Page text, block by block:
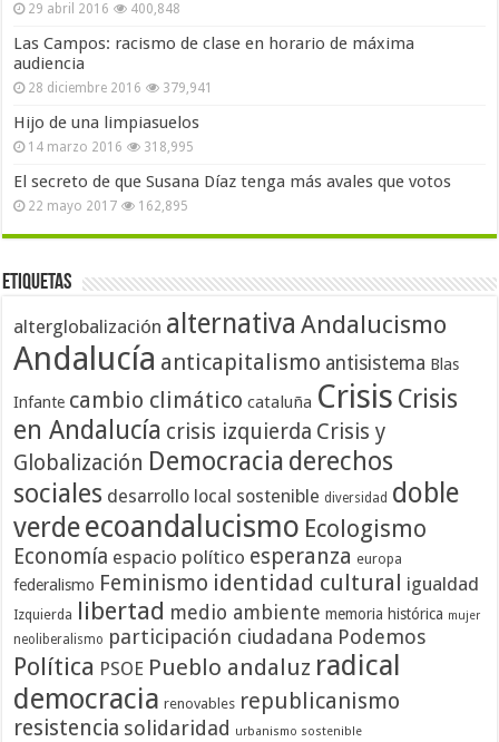
29 abril 2016 400,848
Las Campos: racismo de clase en horario de máxima
audiencia
28 diciembre 2016 379,941
Hijo de una limpiasuelos
14 marzo 2016 318,995
El secreto de que Susana Díaz tenga más avales que votos
22 mayo 2017 162,895
Etiquetas
alterglobalización alternativa Andalucismo
Andalucía anticapitalismo antisistema Blas
Infante cambio climático cataluña Crisis Crisis
en Andalucía crisis izquierda Crisis y
Globalización Democracia derechos
sociales desarrollo local sostenible diversidad doble
verdeecoandalucismo Ecologismo
Economía espacio político esperanza europa
federalismo Feminismo identidad cultural igualdad
Izquierda libertad medio ambiente memoria histórica mujer
neoliberalismo participación ciudadana Podemos
Política PSOE Pueblo andaluz radical
democracia renovables republicanismo
resistencia solidaridad urbanismo sostenible